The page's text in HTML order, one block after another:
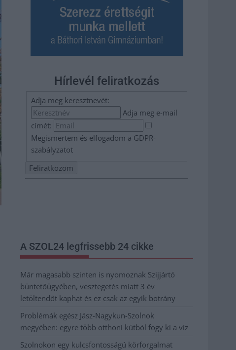
Hírlevél feliratkozás
Adja meg keresztnevét:
Adja meg e-mail
címét:
Megismertem és elfogadom a GDPR-
szabályzatot
A SZOL24 legfrissebb 24 cikke
Már magasabb szinten is nyomoznak Szijjártó
büntetőügyében, vesztegetés miatt 3 év
letöltendőt kaphat és ez csak az egyik botrány
Problémák egész Jász-Nagykun-Szolnok
megyében: egyre több otthoni kútból fogy ki a víz
Szolnokon egy kulcsfontosságú körforgalmat